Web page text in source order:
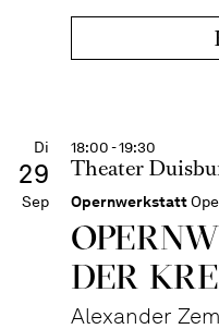
Di
29
Sep
18:00 - 19:30
Theater
Opernwerkstatt
DER
Alexander